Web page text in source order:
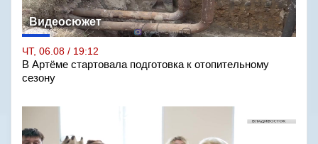
Видеосюжет
ЧТ, 06.08 / 19:12
В Артёме стартовала подготовка к отопительному
сезону